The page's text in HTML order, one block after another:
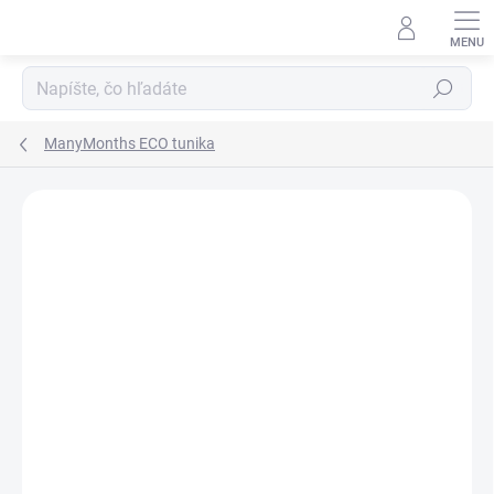
Hľadať
ManyMonths ECO tunika